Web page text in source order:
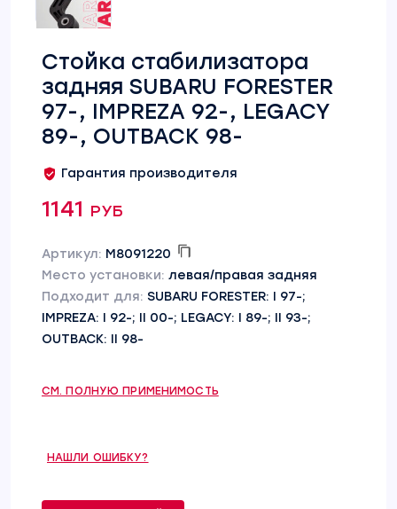
Стойка стабилизатора
задняя SUBARU FORESTER
97-, IMPREZA 92-, LEGACY
89-, OUTBACK 98-
Гарантия производителя
1141 руб
Артикул: M8091220
Место установки: левая/правая задняя
Подходит для: SUBARU FORESTER: I 97-;
IMPREZA: I 92-; II 00-; LEGACY: I 89-; II 93-;
OUTBACK: II 98-
СМ. ПОЛНУЮ ПРИМЕНИМОСТЬ
НАШЛИ ОШИБКУ?